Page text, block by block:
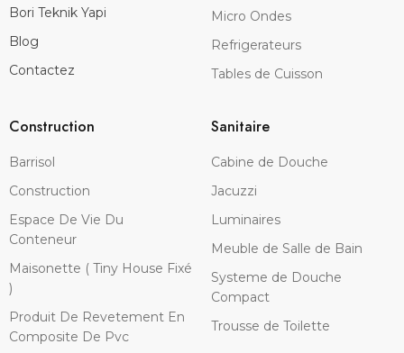
Bori Teknik Yapi
Blog
Contactez
Micro Ondes
Refrigerateurs
Tables de Cuisson
Construction
Barrisol
Construction
Espace De Vie Du
Conteneur
Maisonette ( Tiny House Fixé
)
Produit De Revetement En
Composite De Pvc
Sanitaire
Cabine de Douche
Jacuzzi
Luminaires
Meuble de Salle de Bain
Systeme de Douche
Compact
Trousse de Toilette